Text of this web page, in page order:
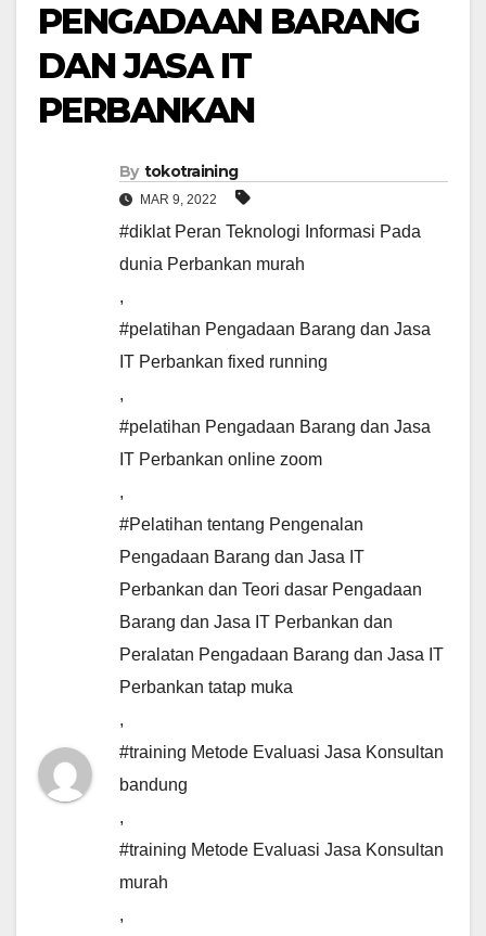
PENGADAAN BARANG
DAN JASA IT
PERBANKAN
By tokotraining
MAR 9, 2022
#diklat Peran Teknologi Informasi Pada
dunia Perbankan murah
,
#pelatihan Pengadaan Barang dan Jasa
IT Perbankan fixed running
,
#pelatihan Pengadaan Barang dan Jasa
IT Perbankan online zoom
,
#Pelatihan tentang Pengenalan
Pengadaan Barang dan Jasa IT
Perbankan dan Teori dasar Pengadaan
Barang dan Jasa IT Perbankan dan
Peralatan Pengadaan Barang dan Jasa IT
Perbankan tatap muka
,
#training Metode Evaluasi Jasa Konsultan
bandung
,
#training Metode Evaluasi Jasa Konsultan
murah
,